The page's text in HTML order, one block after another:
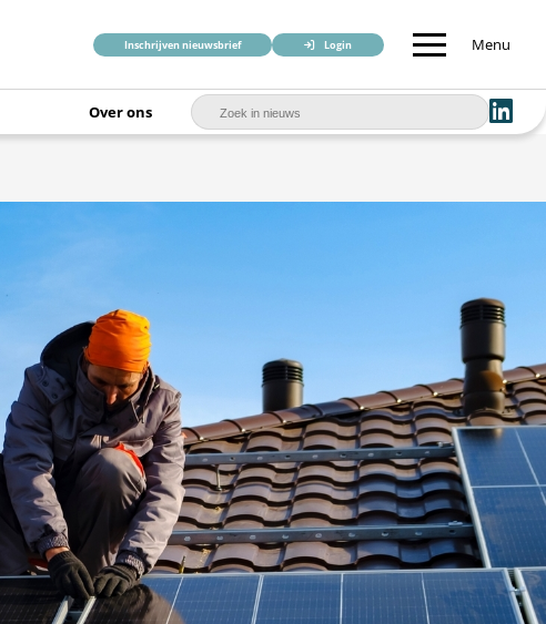
Inschrijven nieuwsbrief Login Menu
Over ons